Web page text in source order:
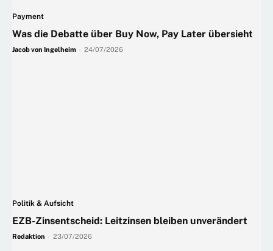
Payment
Was die Debatte über Buy Now, Pay Later übersieht
Jacob von Ingelheim 24/07/2026
Politik & Aufsicht
EZB-Zinsentscheid: Leitzinsen bleiben unverändert
Redaktion 23/07/2026